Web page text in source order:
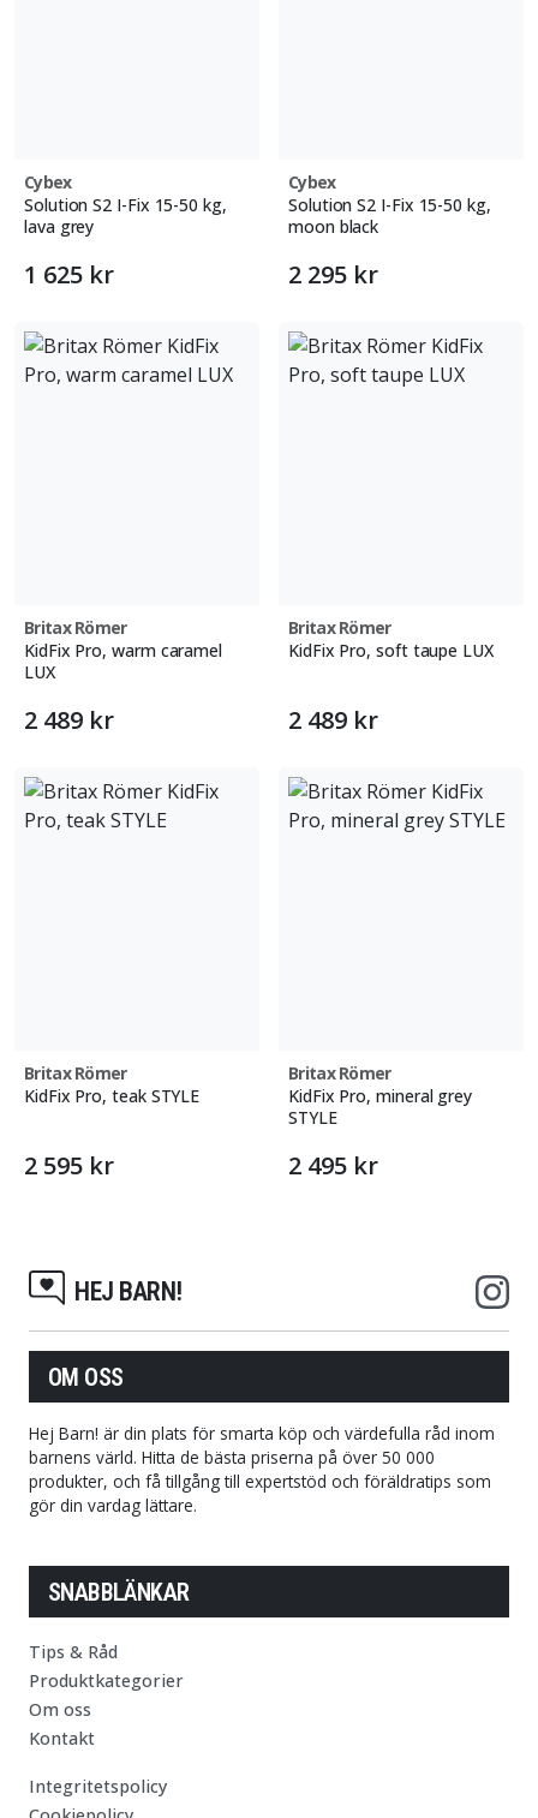
Cybex
Solution S2 I-Fix 15-50 kg,
lava grey
1 625 kr
Cybex
Solution S2 I-Fix 15-50 kg,
moon black
2 295 kr
Britax Römer
KidFix Pro, warm caramel
LUX
2 489 kr
Britax Römer
KidFix Pro, soft taupe LUX
2 489 kr
Britax Römer
KidFix Pro, teak STYLE
2 595 kr
Britax Römer
KidFix Pro, mineral grey
STYLE
2 495 kr
HEJ BARN!
OM OSS
Hej Barn! är din plats för smarta köp och värdefulla råd inom
barnens värld. Hitta de bästa priserna på över 50 000
produkter, och få tillgång till expertstöd och föräldratips som
gör din vardag lättare.
SNABBLÄNKAR
Tips & Råd
Produktkategorier
Om oss
Kontakt
Integritetspolicy